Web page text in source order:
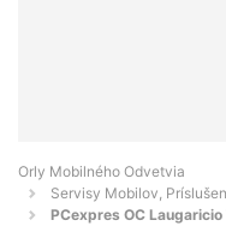
Orly Mobilného Odvetvia
Servisy Mobilov,
PCexpres OC